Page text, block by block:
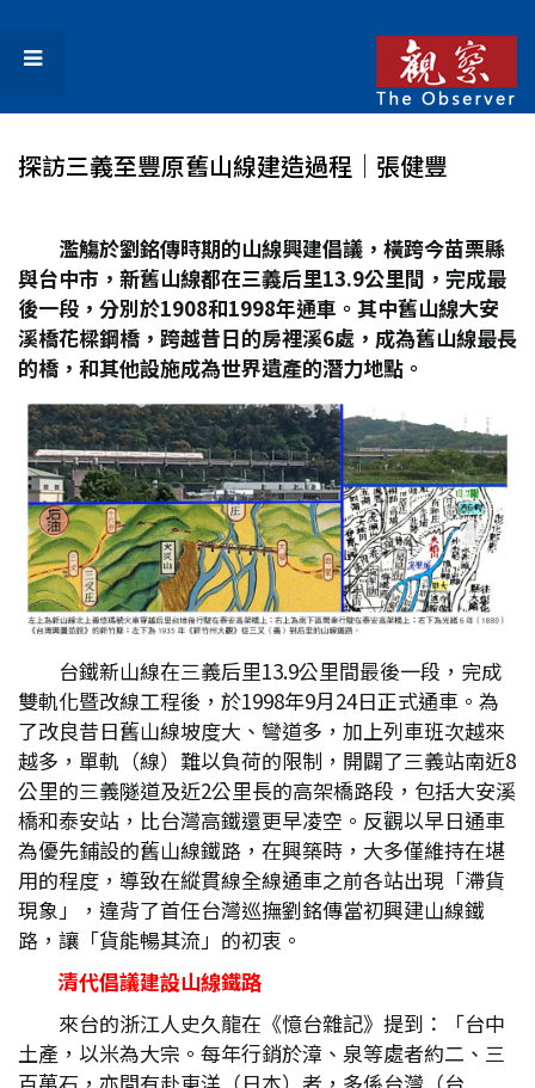
探訪三義至豐原舊山線建造過程│張健豐
濫觴於劉銘傳時期的山線興建倡議，橫跨今苗栗縣
與台中市，新舊山線都在三義后里13.9公里間，完成最
後一段，分別於1908和1998年通車。其中舊山線大安
溪橋花樑鋼橋，跨越昔日的房裡溪6處，成為舊山線最長
的橋，和其他設施成為世界遺產的潛力地點。
台鐵新山線在三義后里13.9公里間最後一段，完成
雙軌化暨改線工程後，於1998年9月24日正式通車。為
了改良昔日舊山線坡度大、彎道多，加上列車班次越來
越多，單軌（線）難以負荷的限制，開闢了三義站南近8
公里的三義隧道及近2公里長的高架橋路段，包括大安溪
橋和泰安站，比台灣高鐵還更早凌空。反觀以早日通車
為優先鋪設的舊山線鐵路，在興築時，大多僅維持在堪
用的程度，導致在縱貫線全線通車之前各站出現「滯貨
現象」，違背了首任台灣巡撫劉銘傳當初興建山線鐵
路，讓「貨能暢其流」的初衷。
清代倡議建設山線鐵路
來台的浙江人史久龍在《憶台雜記》提到：「台中
土產，以米為大宗。每年行銷於漳、泉等處者約二、三